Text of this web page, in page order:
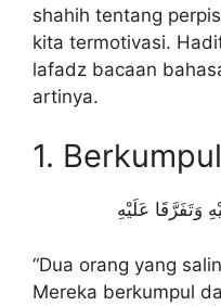
shahih tentang
kita termotivasi.
lafadz bacaan
artinya.
1.
وَتَفَرَّقَا عَلَيْهِ
“Dua orang yang
Mereka berkumpul